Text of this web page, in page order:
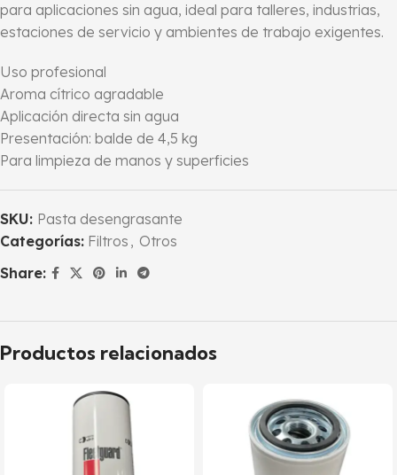
para aplicaciones sin agua, ideal para talleres, industrias,
estaciones de servicio y ambientes de trabajo exigentes.
Uso profesional
Aroma cítrico agradable
Aplicación directa sin agua
Presentación: balde de 4,5 kg
Para limpieza de manos y superficies
SKU: Pasta desengrasante
Categorías: Filtros , Otros
Share:
Productos relacionados